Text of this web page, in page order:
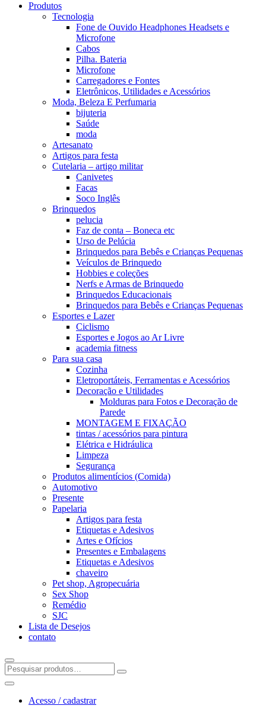
Produtos
Tecnologia
Fone de Ouvido Headphones Headsets e
Microfone
Cabos
Pilha. Bateria
Microfone
Carregadores e Fontes
Eletrônicos, Utilidades e Acessórios
Moda, Beleza E Perfumaria
bijuteria
Saúde
moda
Artesanato
Artigos para festa
Cutelaria – artigo militar
Canivetes
Facas
Soco Inglês
Brinquedos
pelucia
Faz de conta – Boneca etc
Urso de Pelúcia
Brinquedos para Bebês e Crianças Pequenas
Veículos de Brinquedo
Hobbies e coleções
Nerfs e Armas de Brinquedo
Brinquedos Educacionais
Brinquedos para Bebês e Crianças Pequenas
Esportes e Lazer
Ciclismo
Esportes e Jogos ao Ar Livre
academia fitness
Para sua casa
Cozinha
Eletroportáteis, Ferramentas e Acessórios
Decoração e Utilidades
Molduras para Fotos e Decoração de
Parede
MONTAGEM E FIXAÇÃO
tintas / acessórios para pintura
Elétrica e Hidráulica
Limpeza
Segurança
Produtos alimentícios (Comida)
Automotivo
Presente
Papelaria
Artigos para festa
Etiquetas e Adesivos
Artes e Ofícios
Presentes e Embalagens
Etiquetas e Adesivos
chaveiro
Pet shop, Agropecuária
Sex Shop
Remédio
SJC
Lista de Desejos
contato
Acesso / cadastrar